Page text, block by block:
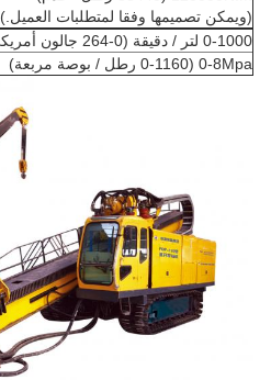
(ويمكن تصميمها وفقا لمتطلبات العميل.)
0-1000 لتر / دقيقة (0-264 جالون أمريكي / دقيقة)
0-8Mpa (0-1160 رطل / بوصة مربعة)